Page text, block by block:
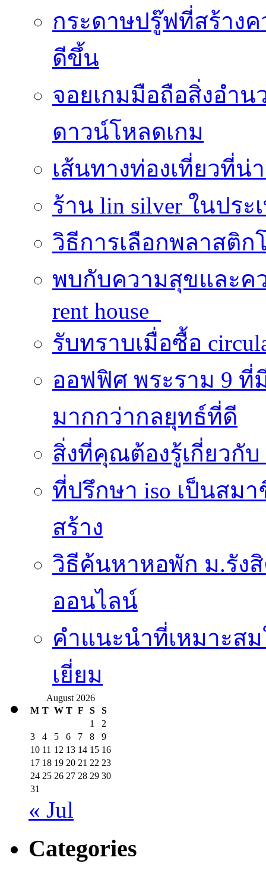
กระดาษปรู๊ฟที่สร้าง
ดีขึ้น
จอยเกมมือถือสิ่งอำ
ดาวน์โหลดเกม
เส้นทางท่องเที่ยวที่น่
ร้าน lin silver ในปร
วิธีการเลือกพลาสติก
พบกับความสุขและค
rent house
รับทราบเมื่อซื้อ
ออฟฟิศ พระราม 9 ที่
มากกว่ากลยุทธ์ที่ดี
สิ่งที่คุณต้องรู้เกี่ยวกับ
ที่ปรึกษา iso เป็นสม
สร้าง
วิธีค้นหาหอพัก ม.รัง
ออนไลน์
คำแนะนำที่เหมาะสม
เยี่ยม
August 2026
M T W T F S
S
1
2
3
4 5 6 7 8
9
10 11 12 13 14 15 16
17 18 19 20 21 22 23
24 25 26 27 28 29 30
31
« Jul
Categories